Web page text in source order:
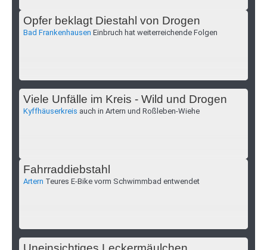
Opfer beklagt Diestahl von Drogen
Bad Frankenhausen Einbruch hat weiterreichende Folgen
Viele Unfälle im Kreis - Wild und Drogen
Kyffhäuserkreis auch in Artern und Roßleben-Wiehe
Fahrraddiebstahl
Artern Teures E-Bike vorm Schwimmbad entwendet